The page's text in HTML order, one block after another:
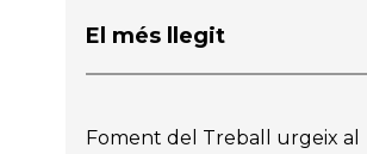
El més llegit
Foment del Treball urgeix al